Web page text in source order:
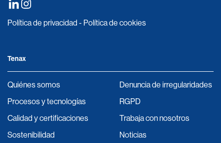
Política de privacidad - Política de cookies
Tenax
Quiénes somos
Procesos y tecnologías
Calidad y certificaciones
Sostenibilidad
Denuncia de irregularidades
RGPD
Trabaja con nosotros
Noticias